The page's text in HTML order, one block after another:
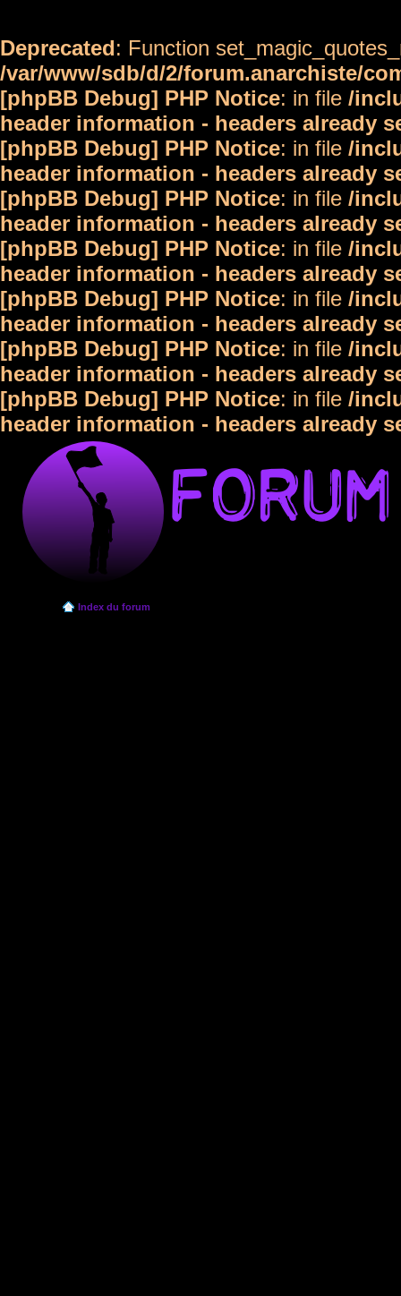
Deprecated: Function
/var/www/sdb/d/2/forum.anarchiste/
[phpBB Debug] PHP Notice: in file /
header information - headers already
[phpBB Debug] PHP Notice: in file /
header information - headers already
[phpBB Debug] PHP Notice: in file /
header information - headers already
[phpBB Debug] PHP Notice: in file /
header information - headers already
[phpBB Debug] PHP Notice: in file /
header information - headers already
[phpBB Debug] PHP Notice: in file /
header information - headers already
[phpBB Debug] PHP Notice: in file /
header information - headers already
Index du forum